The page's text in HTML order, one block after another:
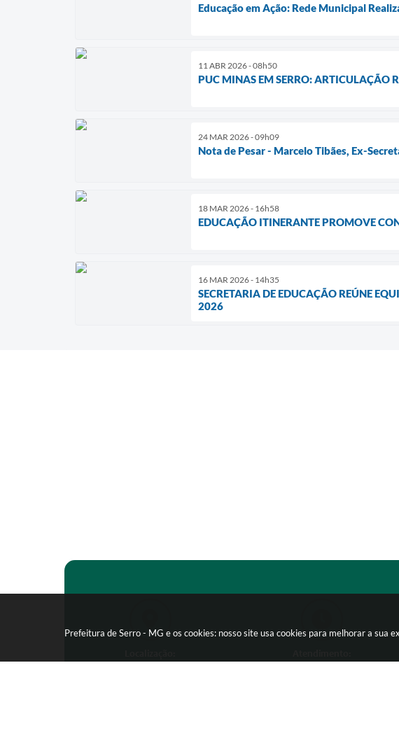
Prefeitura de Serro - MG e os cookies: nosso site usa cookies para melhorar a sua
Educação em Ação: Rede Municipal
11 ABR 2026 - 08h50
​PUC MINAS EM SERRO: ARTICULAÇÃO
24 MAR 2026 - 09h09
Nota de Pesar - Marcelo Tibães, Ex-
18 MAR 2026 - 16h58
EDUCAÇÃO ITINERANTE PROMOVE
16 MAR 2026 - 14h35
SECRETARIA DE EDUCAÇÃO REÚNE
2026